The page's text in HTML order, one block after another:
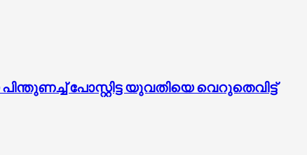
പോസ്റ്റിട്ട യുവതിയെ വെറുതെവിട്ട്